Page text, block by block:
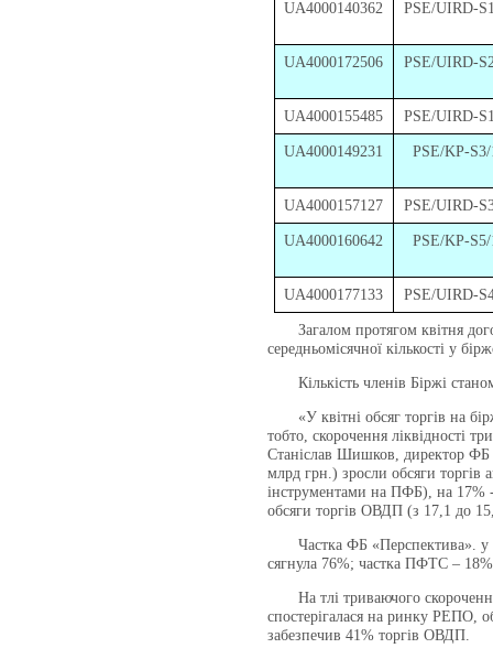
UA4000140362 PSE/UIRD-
UA4000172506 PSE/UIRD-
UA4000155485 PSE/UIRD-
UA4000149231 PSE/KP-
UA4000157127 PSE/UIRD-
UA4000160642 PSE/KP-
UA4000177133 PSE/UIRD-
Загалом протягом квітня
середньомісячної кількості у
Кількість членів Біржі
«У квітні обсяг торгів на
тобто, скорочення ліквідності
Станіслав Шишков, директор ФБ
млрд грн.) зросли обсяги
інструментами на ПФБ), на 17%
обсяги торгів ОВДП (з 17,1 до
Частка ФБ «Перспектива». у
сягнула 76%; частка ПФТС –
На тлі триваючого скорочення
спостерігалася на ринку РЕПО,
забезпечив 41% торгів ОВДП.